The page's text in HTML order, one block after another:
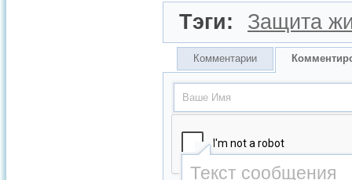
Тэги: Защита
Комментарии